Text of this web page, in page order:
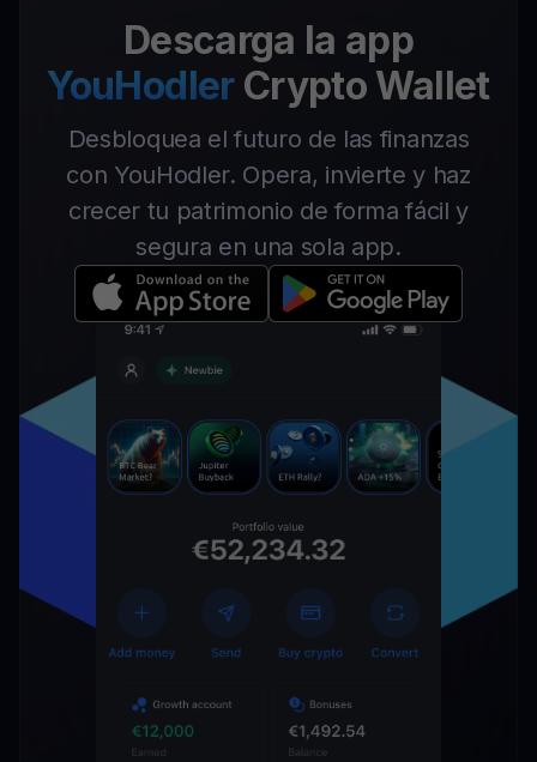
Descarga la app
YouHodler Crypto Wallet
Desbloquea el futuro de las finanzas
con YouHodler. Opera, invierte y haz
crecer tu patrimonio de forma fácil y
segura en una sola app.